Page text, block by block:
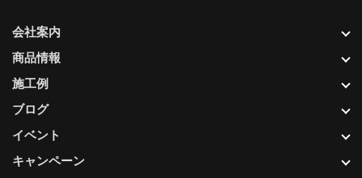
会社案内
商品情報
施工例
ブログ
イベント
キャンペーン